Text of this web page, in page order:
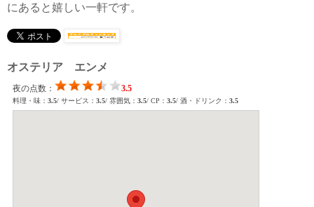
にあると嬉しい一軒です。
オステリア エンメ